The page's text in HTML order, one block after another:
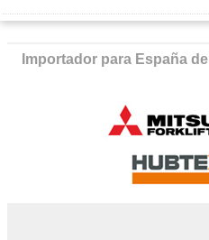
Importador para España de